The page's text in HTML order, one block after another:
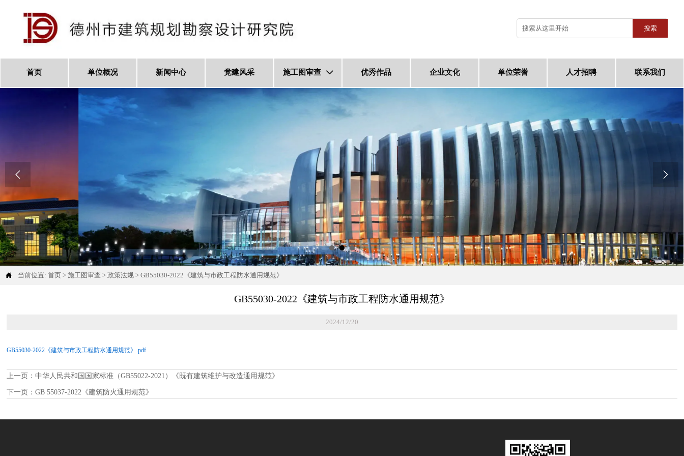
搜索
首页 单位概况 新闻中心 党建风采 施工图审查  优秀作品 企业文化 单位荣誉 人才招聘 联系我们
 
 当前位置: 首页 > 施工图审查 > 政策法规 > GB55030-2022《建筑与市政工程防水通用规范》
GB55030-2022《建筑与市政工程防水通用规范》
2024/12/20
GB55030-2022《建筑与市政工程防水通用规范》.pdf
上一页：中华人民共和国国家标准（GB55022-2021）《既有建筑维护与改造通用规范》
下一页：GB 55037-2022《建筑防火通用规范》